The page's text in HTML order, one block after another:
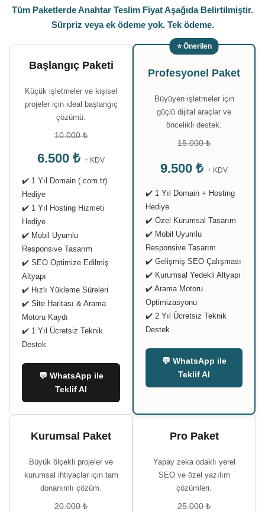
Tüm Paketlerde Anahtar Teslim Fiyat Aşağıda Belirtilmiştir.
Sürpriz veya ek ödeme yok. Tek ödeme.
Başlangıç Paketi
Küçük işletmeler ve kişisel
projeler için ideal başlangıç
çözümü.
10.000 ₺
6.500 ₺ + KDV
✔️ 1 Yıl Domain (.com.tr)
Hediye
✔️ 1 Yıl Hosting Hizmeti
Hediye
✔️ Mobil Uyumlu
Responsive Tasarım
✔️ SEO Optimize Edilmiş
Altyapı
✔️ Hızlı Yükleme Süreleri
✔️ Site Haritası & Arama
Motoru Kaydı
✔️ 1 Yıl Ücretsiz Teknik
Destek
💬 WhatsApp ile
Teklif Al
⭐ Önerilen
Profesyonel Paket
Büyüyen işletmeler için
güçlü dijital araçlar ve
öncelikli destek.
15.000 ₺
9.500 ₺ + KDV
✔️ 1 Yıl Domain + Hosting
Hediye
✔️ Özel Kurumsal Tasarım
✔️ Mobil Uyumlu
Responsive Tasarım
✔️ Gelişmiş SEO Çalışması
✔️ Kurumsal Yedekli Altyapı
✔️ Arama Motoru
Optimizasyonu
✔️ 2 Yıl Ücretsiz Teknik
Destek
💬 WhatsApp ile
Teklif Al
Kurumsal Paket
Büyük ölçekli projeler ve
kurumsal ihtiyaçlar için tam
donanımlı çözüm.
20.000 ₺
Pro Paket
Yapay zeka odaklı yerel
SEO ve özel yazılım
çözümleri.
25.000 ₺